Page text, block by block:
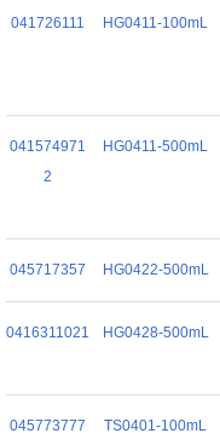
041726111 HG0411-100mL
041574971
2
HG0411-500mL
045717357 HG0422-500mL
0416311021 HG0428-500mL
045773777 TS0401-100mL